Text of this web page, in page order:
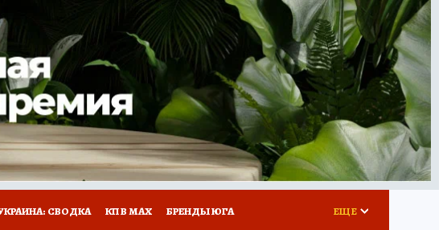
ДЕФИЦИТ ЖЕЛЕЗА ТУРИЗМ
У НАС ГИД ПОТРЕБИТЕЛЯ РЕКЛАМА
СВОДКА КП В МАХ БРЕНДЫ ЮГА ЕЩЕ